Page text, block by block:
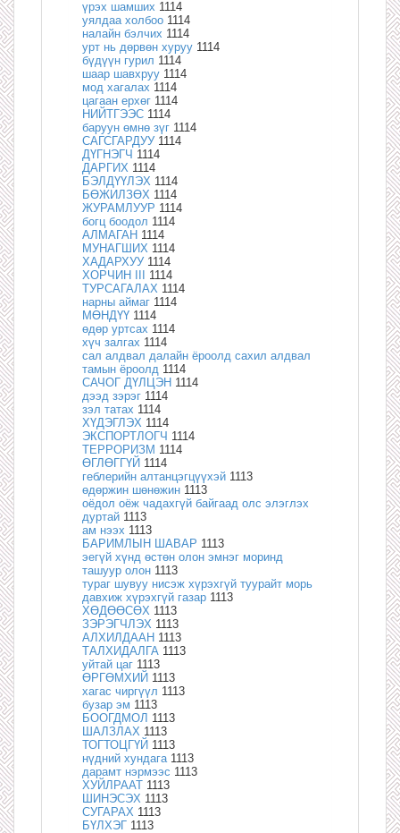
үрэх шамших 1114
уялдаа холбоо 1114
налайн бэлчих 1114
урт нь дөрвөн хуруу 1114
бүдүүн гурил 1114
шаар шавхруу 1114
мод хагалах 1114
цагаан ерхөг 1114
НИЙТГЭЭС 1114
баруун өмнө зүг 1114
САГСГАРДУУ 1114
ДҮГНЭГЧ 1114
ДАРГИХ 1114
БЭЛДҮҮЛЭХ 1114
БӨЖИЛЗӨХ 1114
ЖУРАМЛУУР 1114
богц боодол 1114
АЛМАГАН 1114
МУНАГШИХ 1114
ХАДАРХУУ 1114
ХОРЧИН III 1114
ТУРСАГАЛАХ 1114
нарны аймаг 1114
МӨНДҮҮ 1114
өдөр уртсах 1114
хүч залгах 1114
сал алдвал далайн ёроолд сахил алдвал
тамын ёроолд 1114
САЧОГ ДҮЛЦЭН 1114
дээд зэрэг 1114
зэл татах 1114
ХҮДЭГЛЭХ 1114
ЭКСПОРТЛОГЧ 1114
ТЕРРОРИЗМ 1114
ӨГЛӨГГҮЙ 1114
геблерийн алтанцэгцүүхэй 1113
өдөржин шөнөжин 1113
оёдол оёж чадахгүй байгаад олс элэглэх
дуртай 1113
ам нээх 1113
БАРИМЛЫН ШАВАР 1113
эегүй хүнд өстөн олон эмнэг моринд
ташуур олон 1113
тураг шувуу нисэж хүрэхгүй туурайт морь
давхиж хүрэхгүй газар 1113
ХӨДӨӨСӨХ 1113
ЗЭРЭГЧЛЭХ 1113
АЛХИЛДААН 1113
ТАЛХИДАЛГА 1113
уйтай цаг 1113
ӨРГӨМХИЙ 1113
хагас чиргүүл 1113
бузар эм 1113
БООГДМОЛ 1113
ШАЛЗЛАХ 1113
ТОГТОЦГҮЙ 1113
нүдний хундага 1113
дарамт нэрмээс 1113
ХУЙЛРААТ 1113
ШИНЭСЭХ 1113
СУГАРАХ 1113
БҮЛХЭГ 1113